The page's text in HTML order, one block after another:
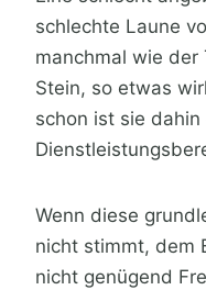
schlechte Laune
manchmal wie der
Stein, so etwas
schon ist sie
Wenn diese
nicht stimmt, dem
nicht genügend